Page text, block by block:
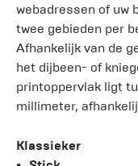
webadressen of uw
twee gebieden per
Afhankelijk van de
het dijbeen- of
printoppervlak ligt
millimeter,
Klassieker